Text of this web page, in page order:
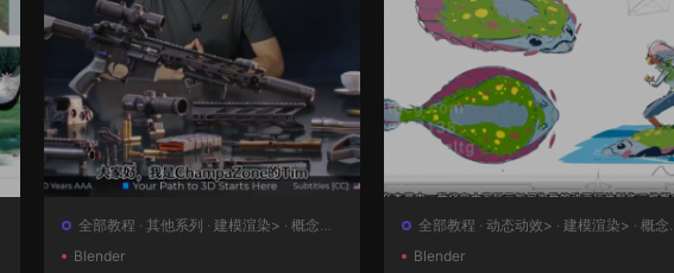
全部教程 · 其他系列 · 建模渲染> · 概念设
Blender
全部教程 ·动态动效> ·建模渲染> ·概念
Blender